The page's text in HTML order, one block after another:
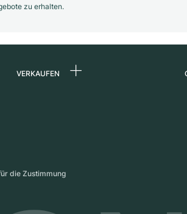
zu erhalten.
VERKAUFEN
die Zustimmung